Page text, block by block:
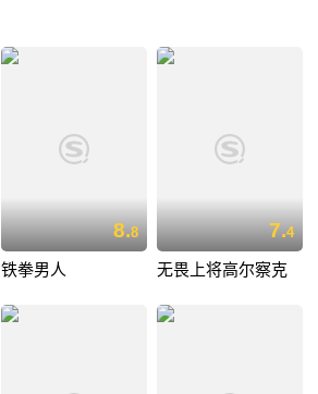
8.8
铁拳男人
7.4
无畏上将高尔察克